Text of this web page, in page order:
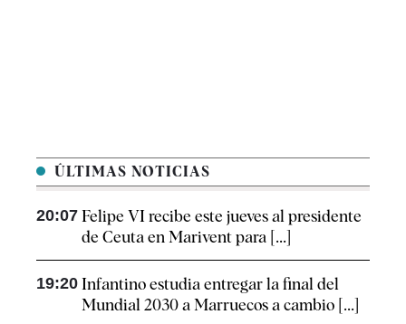
ÚLTIMAS NOTICIAS
20:07 Felipe VI recibe este jueves al presidente
de Ceuta en Marivent para [...]
19:20 Infantino estudia entregar la final del
Mundial 2030 a Marruecos a cambio [...]